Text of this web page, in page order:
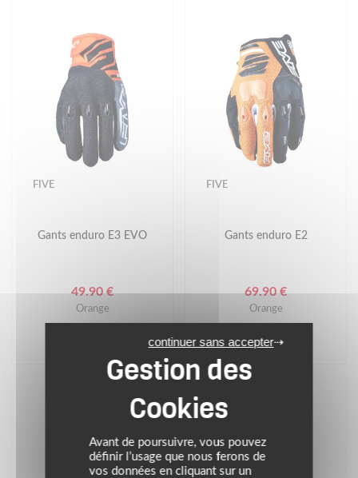
FIVE
Gants enduro E3 EVO
49.90 €
Orange
FIVE
Gants enduro E2
69.90 €
Orange
Avant de poursuivre, vous pouvez
définir l’usage que nous ferons de
vos données en cliquant sur un
continuer sans accepter